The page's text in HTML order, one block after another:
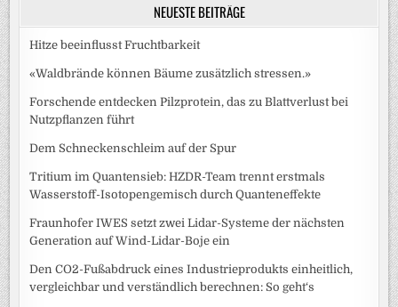
NEUESTE BEITRÄGE
Hitze beeinflusst Fruchtbarkeit
«Waldbrände können Bäume zusätzlich stressen.»
Forschende entdecken Pilzprotein, das zu Blattverlust bei
Nutzpflanzen führt
Dem Schneckenschleim auf der Spur
Tritium im Quantensieb: HZDR-Team trennt erstmals
Wasserstoff-Isotopengemisch durch Quanteneffekte
Fraunhofer IWES setzt zwei Lidar-Systeme der nächsten
Generation auf Wind-Lidar-Boje ein
Den CO2-Fußabdruck eines Industrieprodukts einheitlich,
vergleichbar und verständlich berechnen: So geht‘s